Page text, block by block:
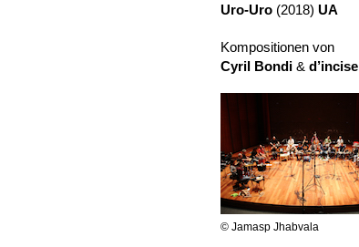
Uro-Uro (2018) UA
Kompositionen von
Cyril Bondi & d’incise
© Jamasp Jhabvala